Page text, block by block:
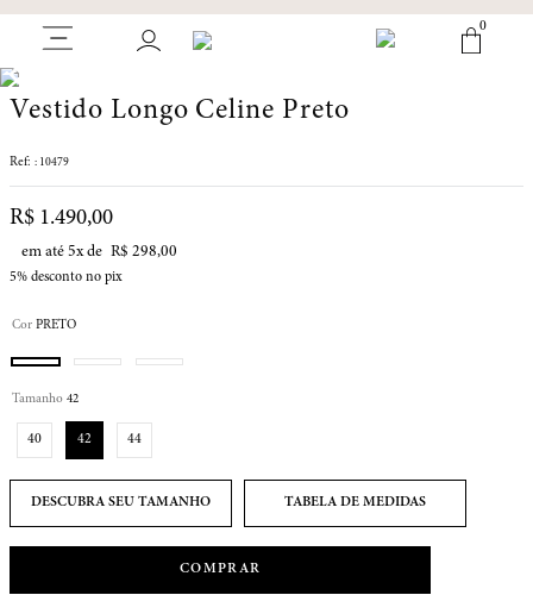
0
Vestido Longo Celine Preto
: 10479
R$ 1.490,00
em até 5x de R$ 298,00
5% desconto no pix
Cor PRETO
Tamanho 42
40 42 44
TABELA DE MEDIDAS
COMPRAR